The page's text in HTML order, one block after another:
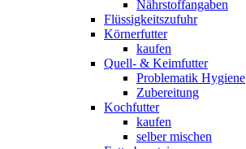
Nährstoffangaben
Flüssigkeitszufuhr
Körnerfutter
kaufen
Quell- & Keimfutter
Problematik Hygiene
Zubereitung
Kochfutter
kaufen
selber mischen